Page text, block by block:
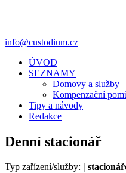
info@custodium.cz
ÚVOD
SEZNAMY
Domovy a služby
Kompenzační
Tipy a návody
Redakce
Denní stacionář
Typ zařízení/služby: |